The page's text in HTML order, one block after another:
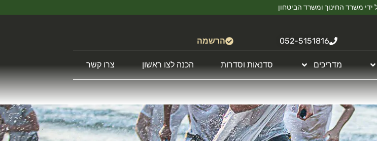
ידי משרד החינוך ומשרד הביטחון
052-5151816 הרשמה
מדריכים סדנאות וסדרות הכנה לצו ראשון צרו קשר